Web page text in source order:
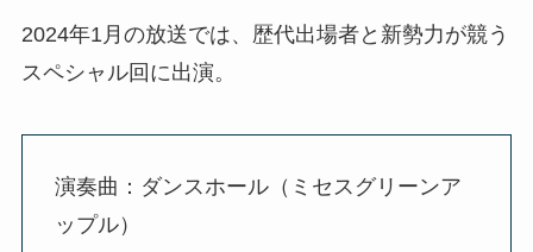
2024年1月の放送では、歴代出場者と新勢力が競う
スペシャル回に出演。
演奏曲：ダンスホール（ミセスグリーンア
ップル）